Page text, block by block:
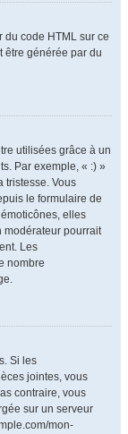
du code HTML sur ce
être générée par du
utilisées grâce à un
Par exemple, « :) »
tristesse. Vous
le formulaire de
elles
modérateur pourrait
Les
nombre
Si les
jointes, vous
contraire, vous
sur un serveur
mon-